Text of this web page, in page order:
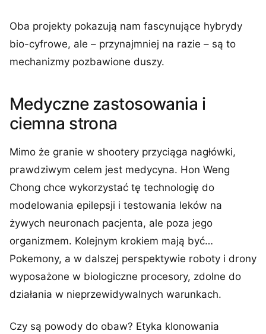
Oba projekty pokazują nam fascynujące hybrydy
bio-cyfrowe, ale – przynajmniej na razie – są to
mechanizmy pozbawione duszy.
Medyczne zastosowania i
ciemna strona
Mimo że granie w shootery przyciąga nagłówki,
prawdziwym celem jest medycyna. Hon Weng
Chong chce wykorzystać tę technologię do
modelowania epilepsji i testowania leków na
żywych neuronach pacjenta, ale poza jego
organizmem. Kolejnym krokiem mają być…
Pokemony, a w dalszej perspektywie roboty i drony
wyposażone w biologiczne procesory, zdolne do
działania w nieprzewidywalnych warunkach.
Czy są powody do obaw? Etyka klonowania